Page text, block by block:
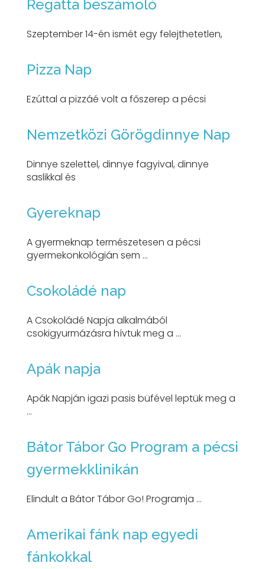
Regatta beszámoló
Szeptember 14-én ismét egy felejthetetlen,
Pizza Nap
Ezúttal a pizzáé volt a főszerep a pécsi
Nemzetközi Görögdinnye Nap
Dinnye szelettel, dinnye fagyival, dinnye
saslikkal és
Gyereknap
A gyermeknap természetesen a pécsi
gyermekonkológián sem ...
Csokoládé nap
A Csokoládé Napja alkalmából
csokigyurmázásra hívtuk meg a ...
Apák napja
Apák Napján igazi pasis büfével leptük meg a
...
Bátor Tábor Go Program a pécsi
gyermekklinikán
Elindult a Bátor Tábor Go! Programja ...
Amerikai fánk nap egyedi
fánkokkal